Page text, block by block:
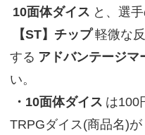
10面体ダイス と、選
【ST】チップ 軽微な
する アドバンテージマ
い。
・10面体ダイス は100
TRPGダイス(商品名)